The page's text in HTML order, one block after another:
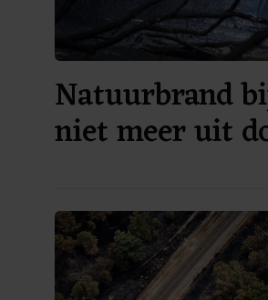
Natuurbrand
niet meer uit